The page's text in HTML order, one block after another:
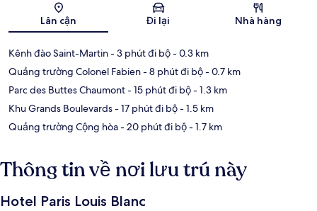
Bản đồ
Lân cận Đi lại Nhà hàng
Kênh đào Saint-Martin- 3 phút đi bộ- 0.3 km
Quảng trường Colonel Fabien- 8 phút đi bộ- 0.7 km
Parc des Buttes Chaumont- 15 phút đi bộ- 1.3 km
Khu Grands Boulevards- 17 phút đi bộ- 1.5 km
Quảng trường Cộng hòa- 20 phút đi bộ- 1.7 km
Thông tin về nơi lưu trú này
Hotel Paris Louis Blanc